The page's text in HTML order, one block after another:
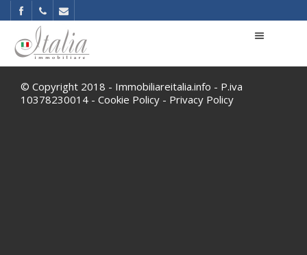
© Copyright 2018 - Immobiliareitalia.info - P.iva
10378230014 - Cookie Policy - Privacy Policy